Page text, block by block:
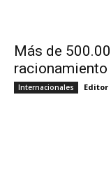
Más de
racionamiento
Internacionales Editor